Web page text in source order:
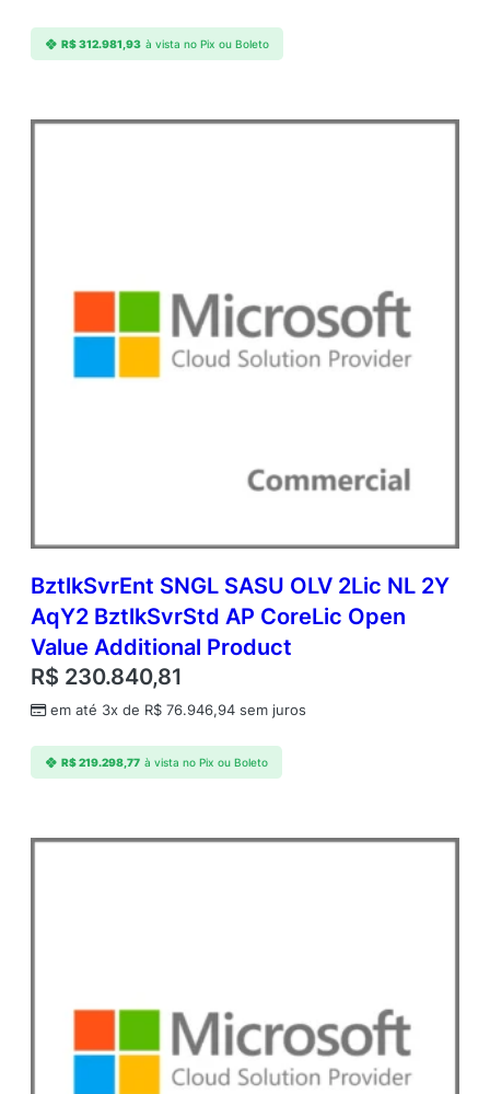
i
d
R$312.981,93 à vista no Pix ou Boleto
BztlkSvrEnt SNGL SASU OLV 2Lic NL 2Y
AqY2 BztlkSvrStd AP CoreLic Open
Value Additional Product
R$ 230.840,81
em até 3x de R$ 76.946,94 sem juros
R$219.298,77 à vista no Pix ou Boleto